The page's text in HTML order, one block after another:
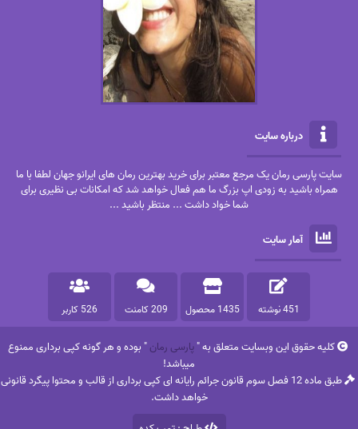
درباره سایت
سایت پارسی رمان یک مرجع معتبر برای خرید بهترین رمان های ایرانو جهان لطفا با ما
همراه باشید به زودی اپ بزرگ ما هم فعال خواهد شد که امکانات بی نظیری برای
شما خواد داشت ... منتظر باشید ...
آمار سایت
451 نوشته 1435 محصول 209 کامنت 526 کاربر
کلیه حقوق این وبسایت متعلق به "پارسی رمان" بوده و هر گونه کپی برداری ممنوع
میباشد!
طبق ماده 12 فصل سوم قانون جرائم رایانه ای کپی برداری از قالب و محتوا پیگرد قانونی
خواهد داشت.